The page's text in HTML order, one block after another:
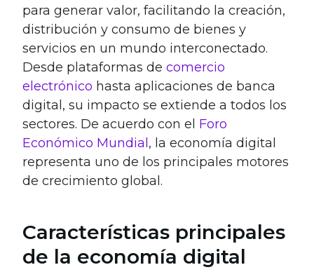
para generar valor, facilitando la creación,
distribución y consumo de bienes y
servicios en un mundo interconectado.
Desde plataformas de comercio
electrónico hasta aplicaciones de banca
digital, su impacto se extiende a todos los
sectores. De acuerdo con el Foro
Económico Mundial , la economía digital
representa uno de los principales motores
de crecimiento global.
Características principales
de la economía digital